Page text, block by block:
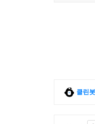
요한 하리
나서야 우
이 시대가
- 맥스 펨버
클린봇